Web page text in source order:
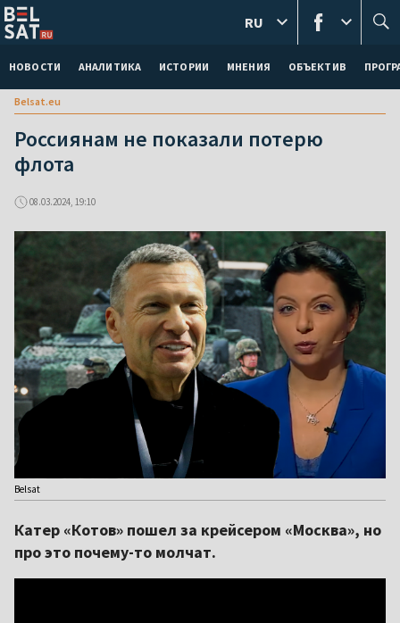
НОВОСТИ АНАЛИТИКА ИСТОРИИ МНЕНИЯ ОБЪЕКТИВ
RU
Belsat.eu
Россиянам не показали потерю
флота
08.03.2024, 19:10
Belsat
Катер «Котов» пошел за крейсером «Москва», но
про это почему-то молчат.